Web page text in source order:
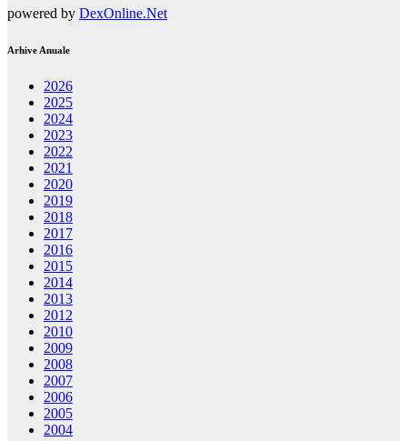
powered by DexOnline.Net
Arhive Anuale
2026
2025
2024
2023
2022
2021
2020
2019
2018
2017
2016
2015
2014
2013
2012
2010
2009
2008
2007
2006
2005
2004